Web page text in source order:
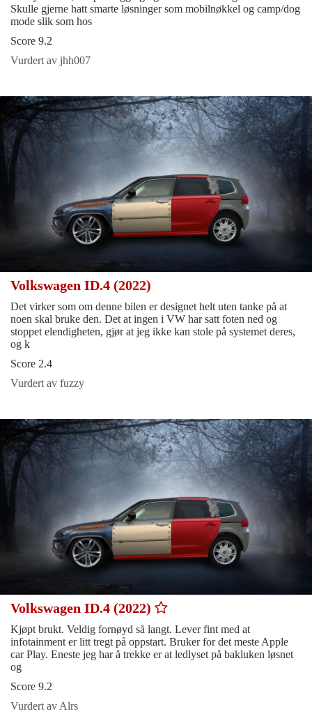
Skulle gjerne hatt smarte løsninger som mobilnøkkel og camp/dog
mode slik som hos
Score 9.2
Vurdert av jhh007
Volkswagen ID.4 (2022)
Det virker som om denne bilen er designet helt uten tanke på at
noen skal bruke den. Det at ingen i VW har satt foten ned og
stoppet elendigheten, gjør at jeg ikke kan stole på systemet deres,
og k
Score 2.4
Vurdert av fuzzy
Volkswagen ID.4 (2022)
Kjøpt brukt. Veldig fornøyd så langt. Lever fint med at
infotainment er litt tregt på oppstart. Bruker for det meste Apple
car Play. Eneste jeg har å trekke er at ledlyset på bakluken løsnet
og
Score 9.2
Vurdert av Alrs